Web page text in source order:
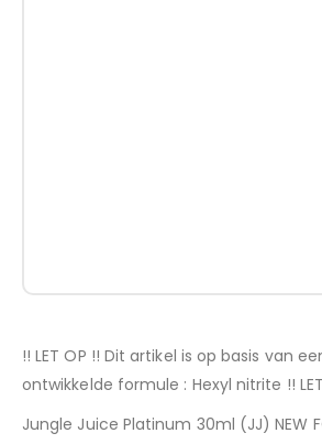
!! LET OP !! Dit artikel is op basis van
ontwikkelde formule : Hexyl nitrite !!
Jungle Juice Platinum 30ml (JJ) NEW